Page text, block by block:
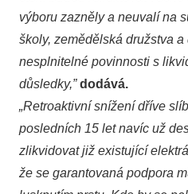
výboru zazněly a neuvalí na
školy, zemědělská družstva
nesplnitelné povinnosti s
důsledky,”dodává.
„Retroaktivní snížení dříve
posledních 15 let navíc už
zlikvidovat již existující
že se garantovaná podpora